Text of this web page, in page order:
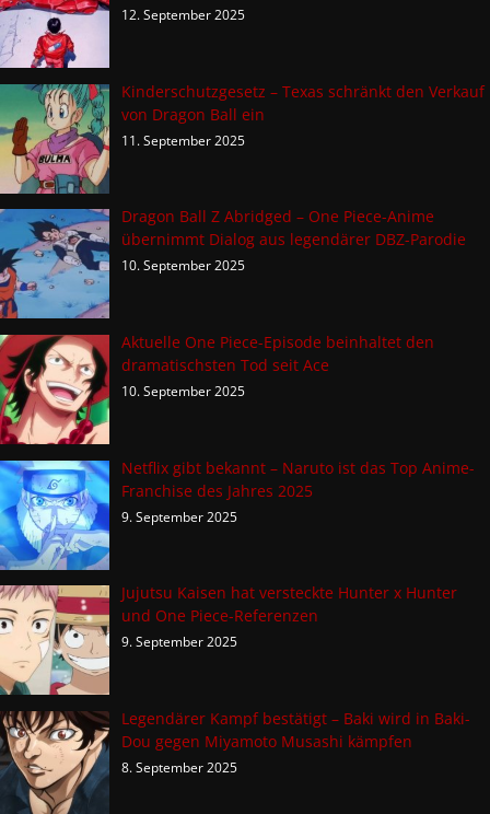
12. September 2025
Kinderschutzgesetz – Texas schränkt den Verkauf
von Dragon Ball ein
11. September 2025
Dragon Ball Z Abridged – One Piece-Anime
übernimmt Dialog aus legendärer DBZ-Parodie
10. September 2025
Aktuelle One Piece-Episode beinhaltet den
dramatischsten Tod seit Ace
10. September 2025
Netflix gibt bekannt – Naruto ist das Top Anime-
Franchise des Jahres 2025
9. September 2025
Jujutsu Kaisen hat versteckte Hunter x Hunter
und One Piece-Referenzen
9. September 2025
Legendärer Kampf bestätigt – Baki wird in Baki-
Dou gegen Miyamoto Musashi kämpfen
8. September 2025